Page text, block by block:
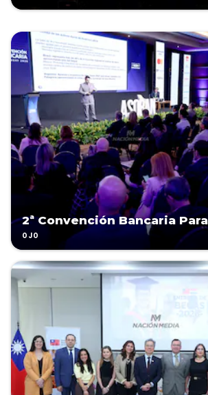
2ª Convención Bancaria
OJO